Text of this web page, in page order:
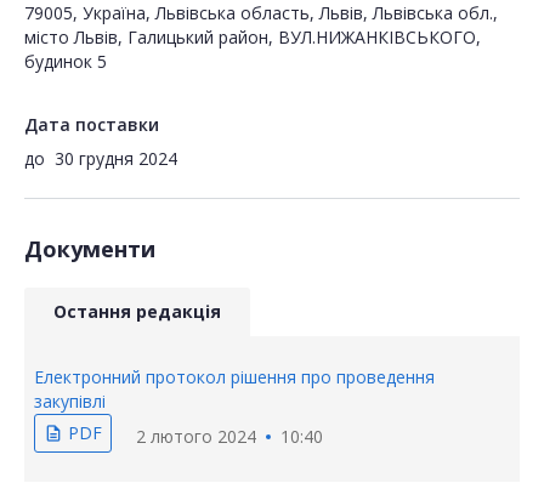
79005, Україна, Львівська область, Львів, Львівська обл.,
місто Львів, Галицький район, ВУЛ.НИЖАНКІВСЬКОГО,
будинок 5
Дата поставки
до 30 грудня 2024
Документи
Остання редакція
Електронний протокол рішення про проведення
закупівлі
description PDF 2 лютого 2024 10:40